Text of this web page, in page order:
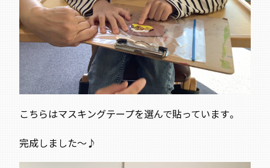
こちらはマスキングテープを選んで貼っています。
完成しました～♪